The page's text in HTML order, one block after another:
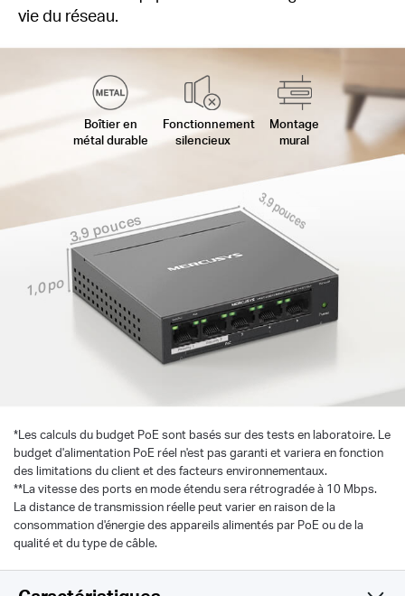
vie du réseau.
Boîtier en
métal durable
Fonctionnement
silencieux
Montage
mural
3,9 pouces
1,0 po
3,9 pouces
*Les calculs du budget PoE sont basés sur des tests en laboratoire. Le
budget d'alimentation PoE réel n'est pas garanti et variera en fonction
des limitations du client et des facteurs environnementaux.
**La vitesse des ports en mode étendu sera rétrogradée à 10 Mbps.
La distance de transmission réelle peut varier en raison de la
consommation d'énergie des appareils alimentés par PoE ou de la
qualité et du type de câble.